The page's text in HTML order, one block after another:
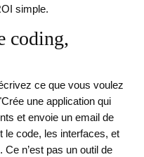
simple.
coding,
ce que vous voulez
une application qui
et envoie un email de
le code, les interfaces, et
n’est pas un outil de